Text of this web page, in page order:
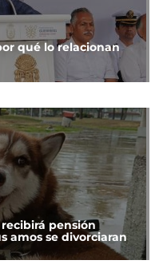
qué lo relacionan
pensión
amos se divorciaran